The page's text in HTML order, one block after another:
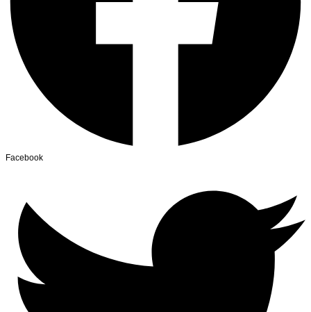
Facebook